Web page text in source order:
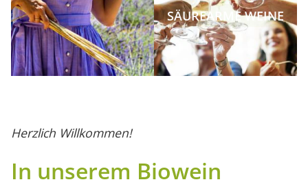
SÄUREARME WEINE
Herzlich Willkommen!
In unserem Biowein